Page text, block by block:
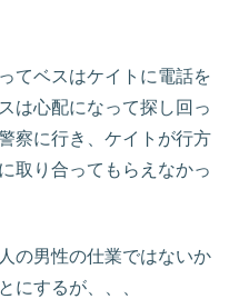
てベスはケイトに電話を
は心配になって探し回っ
察に行き、ケイトが行方
取り合ってもらえなかっ
の男性の仕業ではないか
にするが、、、